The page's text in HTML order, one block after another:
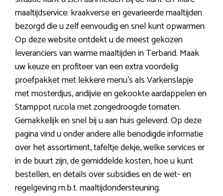
maaltijdservice: kraakverse en gevarieerde maaltijden
bezorgd die u zelf eenvoudig en snel kunt opwarmen.
Op deze website ontdekt u de meest gekozen
leveranciers van warme maaltijden in Terband. Maak
uw keuze en profiteer van een extra voordelig
proefpakket met lekkere menu’s als Varkenslapje
met mosterdjus, andijvie en gekookte aardappelen en
Stamppot rucola met zongedroogde tomaten.
Gemakkelijk en snel bij u aan huis geleverd. Op deze
pagina vind u onder andere alle benodigde informatie
over het assortiment, tafeltje dekje, welke services er
in de buurt zijn, de gemiddelde kosten, hoe u kunt
bestellen, en details over subsidies en de wet- en
regelgeving m.b.t. maaltijdondersteuning.